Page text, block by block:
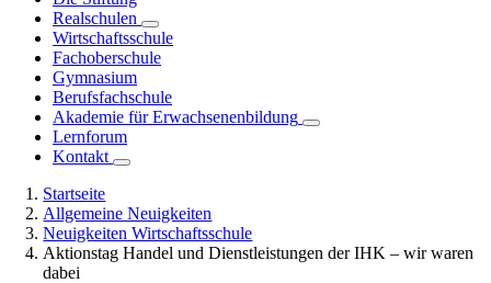
Realschulen
Wirtschaftsschule
Fachoberschule
Gymnasium
Berufsfachschule
Akademie für Erwachsenenbildung
Lernforum
Kontakt
Startseite
Allgemeine Neuigkeiten
Neuigkeiten Wirtschaftsschule
Aktionstag Handel und Dienstleistungen der IHK – wir waren
dabei